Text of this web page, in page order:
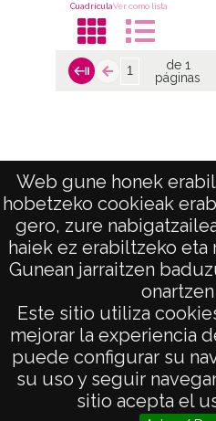
Web gune honek
hobetzeko cookieak
gero, zure
haiek ez erabiltzeko eta
Gunean jarraitzen
Este sitio utiliza
mejorar la experiencia
puede configurar su
su uso y seguir
sitio acepta el
CuadrículaVer como lista
de 1
páginas
de 1
páginas
AVISO LEGAL
POLÍTICA DE
ACCESIBILIDAD
ATENCIÓN